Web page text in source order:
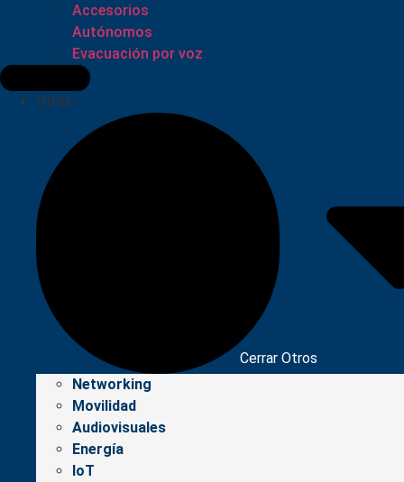
Accesorios
Autónomos
Evacuación por voz
Otros
Cerrar Otros
Networking
Movilidad
Audiovisuales
Energía
IoT